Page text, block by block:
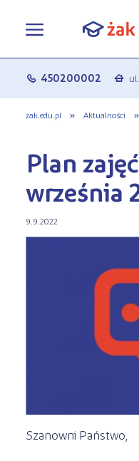
Oferta edukacyjna
Pełna oferta
Liceum
dorosłych
Szkoły policealne
Kształcenie
Kursy ONLINE
Kursy
Rekrutacja
Rekrutacja on-
O nas
Nauka online w
Historia Firmy
Polityka
s
c 450200002 a
zak.edu.pl » Aktualności »
Plan
września
9.9.2022
Szanowni Państwo,